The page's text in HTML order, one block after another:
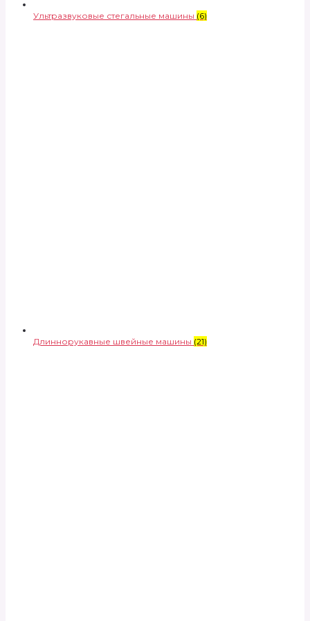
Ультразвуковые стегальные машины (6)
Длиннорукавные швейные машины (21)